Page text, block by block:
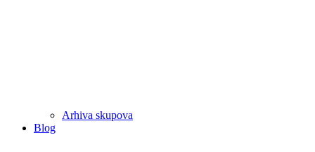
Arhiva skupova
Blog